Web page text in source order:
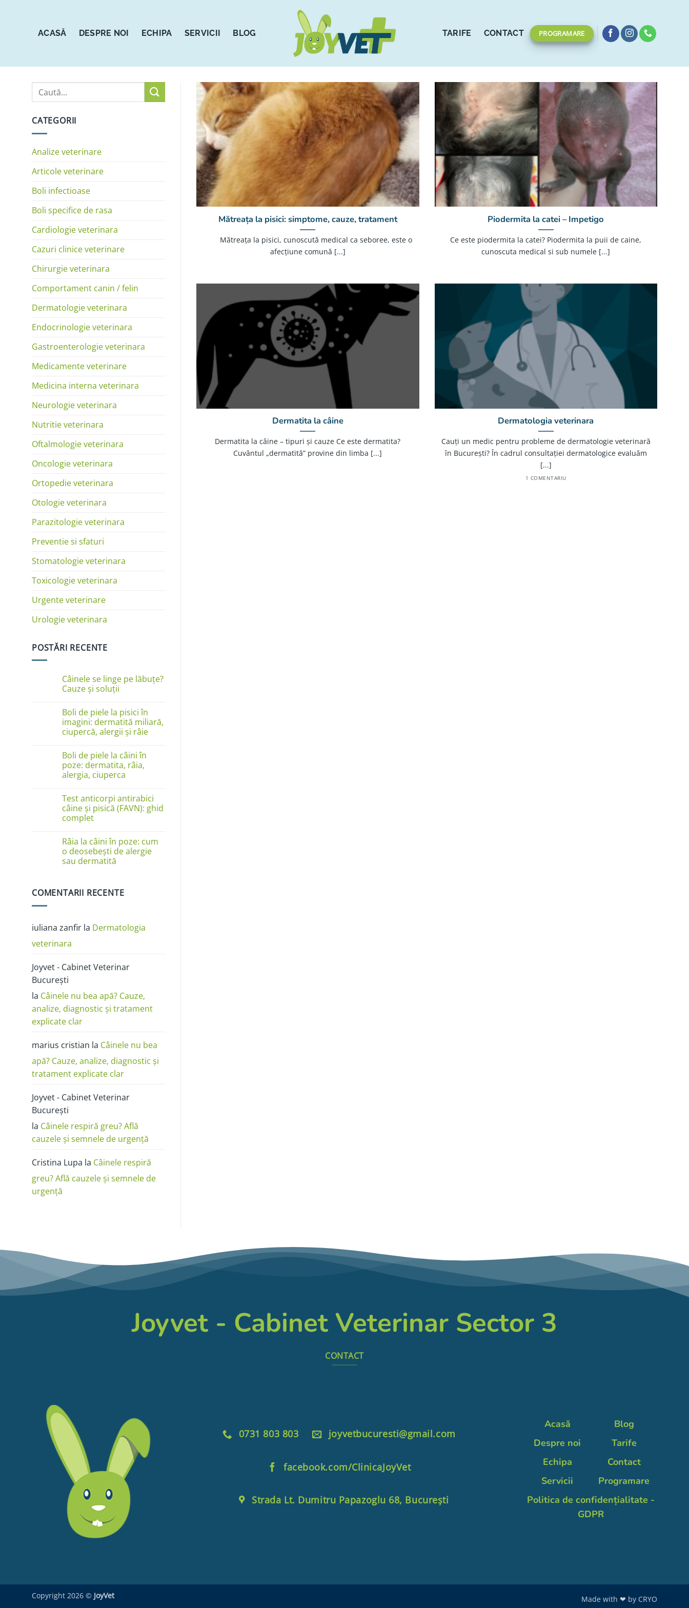
ACASĂ DESPRE NOI ECHIPA SERVICII BLOG TARIFE CONTACT PROGRAMARE
CATEGORII
Analize veterinare
Articole veterinare
Boli infectioase
Boli specifice de rasa
Cardiologie veterinara
Cazuri clinice veterinare
Chirurgie veterinara
Comportament canin / felin
Dermatologie veterinara
Endocrinologie veterinara
Gastroenterologie veterinara
Medicamente veterinare
Medicina interna veterinara
Neurologie veterinara
Nutritie veterinara
Oftalmologie veterinara
Oncologie veterinara
Ortopedie veterinara
Otologie veterinara
Parazitologie veterinara
Preventie si sfaturi
Stomatologie veterinara
Toxicologie veterinara
Urgente veterinare
Urologie veterinara
POSTĂRI RECENTE
Câinele se linge pe lăbuțe?
Cauze și soluții
comentariu
la
Câinele
se
linge
Cauze
și
soluții
Boli de piele la pisici în
imagini: dermatită miliară,
ciupercă, alergii și râie
comentariu
la
Boli
de
piele
în
imagini:
dermatită
miliară,
ciupercă,
și
râie
Boli de piele la câini în
poze: dermatita, râia,
alergia, ciuperca
la
Boli
de
piele
în
poze:
dermatita,
râia,
alergia,
Test anticorpi antirabici
câine și pisică (FAVN): ghid
complet
comentariu
la
Test
anticorpi
antirabici
(FAVN):
ghid
Râia la câini în poze: cum
o deosebești de alergie
sau dermatită
Râia
cum
o
de
dermatită
COMENTARII RECENTE
iuliana zanfir la Dermatologia
veterinara
Joyvet - Cabinet Veterinar
București
la Câinele nu bea apă? Cauze,
analize, diagnostic și tratament
explicate clar
marius cristian la Câinele nu bea
apă? Cauze, analize, diagnostic și
tratament explicate clar
Joyvet - Cabinet Veterinar
București
la Câinele respiră greu? Află
cauzele și semnele de urgență
Cristina Lupa la Câinele respiră
greu? Află cauzele și semnele de
urgență
Mătreața la pisici: simptome, cauze, tratament
Mătreața la pisici, cunoscută medical ca seboree, este o
afecțiune comună [...]
Piodermita la catei – Impetigo
Ce este piodermita la catei? Piodermita la puii de caine,
cunoscuta medical si sub numele [...]
Dermatita la câine
Dermatita la câine – tipuri și cauze Ce este dermatita?
Cuvântul „dermatită” provine din limba [...]
Dermatologia veterinara
Cauți un medic pentru probleme de dermatologie veterinară
în București? În cadrul consultației dermatologice evaluăm
[...]
1 COMENTARIU
Joyvet - Cabinet Veterinar Sector 3
CONTACT
0731 803 803 joyvetbucuresti@gmail.com
facebook.com/ClinicaJoyVet
Strada Lt. Dumitru Papazoglu 68, București
Acasă
Despre noi
Echipa
Servicii
Blog
Tarife
Contact
Programare
Politica de confidențialitate -
GDPR
Made with ❤ by CRYO
Copyright 2026 © JoyVet